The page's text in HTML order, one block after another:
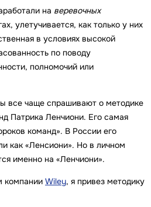
на веревочных
улетучивается, как только у них
в условиях высокой
по поводу
полномочий или
все чаще спрашивают о методике
Патрика Ленчиони. Его самая
команд». В России его
как «Ленсиони». Но в личном
именно на «Ленчиони».
компании Wiley, я привез методику